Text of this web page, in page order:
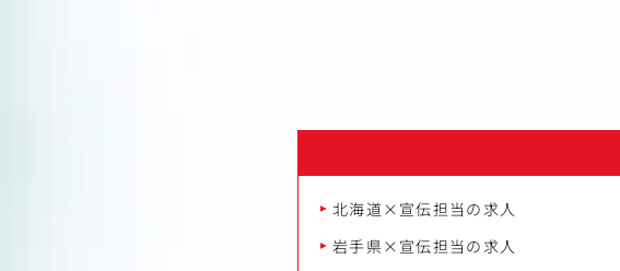
北海道×宣伝担当の求人
岩手県×宣伝担当の求人